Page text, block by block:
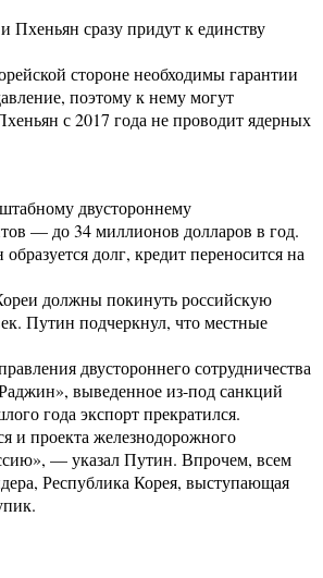
сразу придут к единству
стороне необходимы гарантии
поэтому к нему могут
с 2017 года не проводит ядерных
двустороннему
— до 34 миллионов долларов в год.
долг, кредит переносится на
должны покинуть российскую
Путин подчеркнул, что местные
двустороннего сотрудничества
выведенное из-под санкций
года экспорт прекратился.
и проекта железнодорожного
— указал Путин. Впрочем, всем
Республика Корея, выступающая